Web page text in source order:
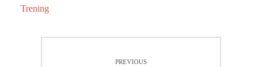
Trening
PREVIOUS